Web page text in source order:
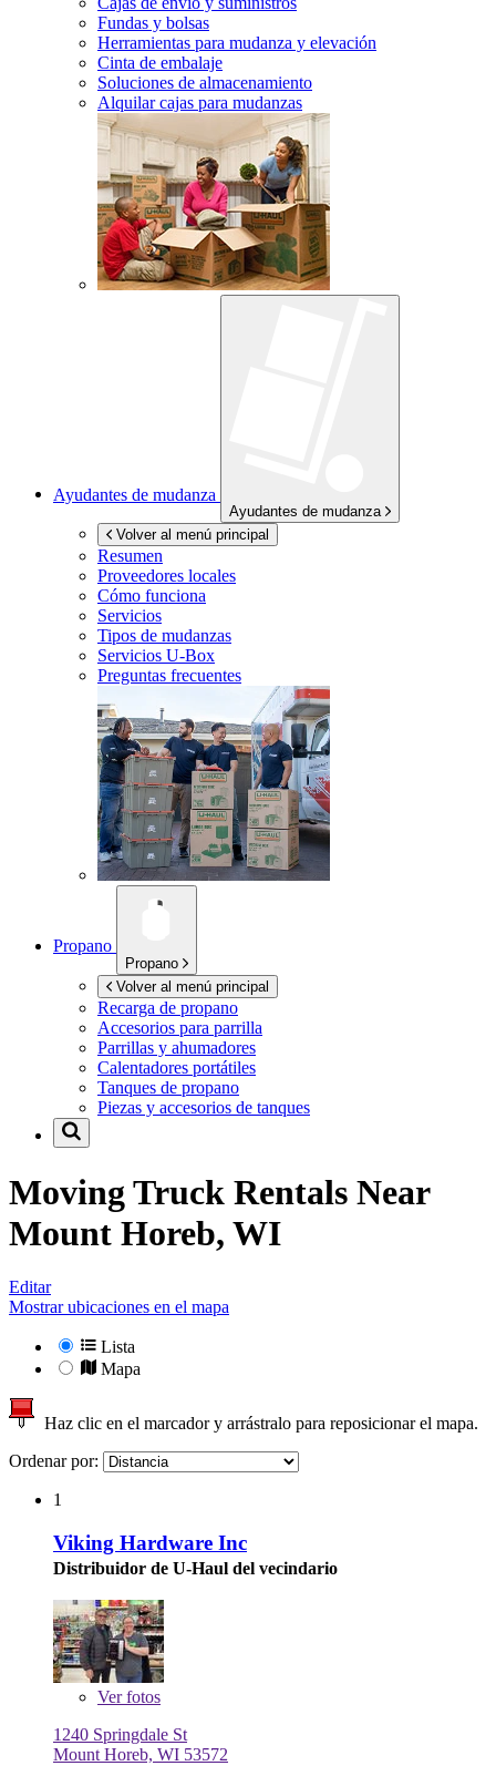
Fundas y bolsas
Herramientas para mudanza y elevación
Cinta de embalaje
Soluciones de almacenamiento
Alquilar cajas para mudanzas
Ayudantes de mudanza
Ayudantes de mudanza
Volver al menú principal
Resumen
Proveedores locales
Cómo funciona
Servicios
Tipos de mudanzas
Servicios U-Box
Preguntas frecuentes
Propano
Propano
Volver al menú principal
Recarga de propano
Accesorios para parrilla
Parrillas y ahumadores
Calentadores portátiles
Tanques de propano
Piezas y accesorios de tanques
Moving Truck Rentals Near
Mount Horeb, WI
Editar
Mostrar ubicaciones en el mapa
Lista
Mapa
Haz clic en el marcador y arrástralo para reposicionar el mapa.
Ordenar por:
1
Viking Hardware Inc
Distribuidor de U-Haul del vecindario
Verfotos
1240 Springdale St
Mount Horeb, WI 53572